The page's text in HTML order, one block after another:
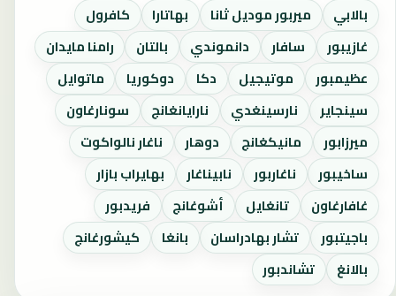
بالابي ميربور موديل ثانا بهاتارا
كافرول
غازيبور
سافار دانموندي بالتان
رامنا مايدان
عظيمبور
موتيجيل دكا دوكوريا
ماتوايل
سينجاير
نارسينغدي نارايانغانج
سونارغاون
ميرزابور
مانيكغانج دوهار
ناغار نالواكوت
ساخيبور
ناغاربور نابيناغار
بهايراب بازار
غافارغاون
تانغايل أشوغانج
فريدبور
باجيتبور
تشار بهادراسان بانغا
كيشورغانج
بالانغ
تشاندبور